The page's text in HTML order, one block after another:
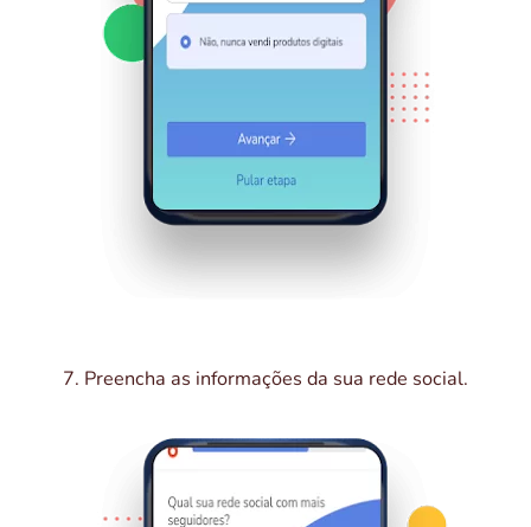
7. Preencha as informações da sua rede social.